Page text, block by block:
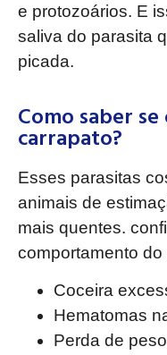
e protozoários. E
saliva do parasita
picada.
Como saber
carrapato?
Esses parasitas
animais de
mais quentes.
comportamento do
Coceira
Hematomas
Perda de peso